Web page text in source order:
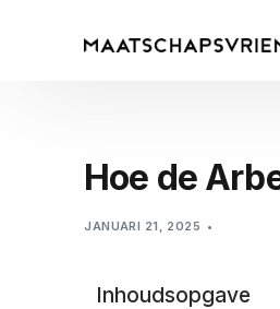
Hoe de
JANUARI 21, 2025
Inhoudsopgave